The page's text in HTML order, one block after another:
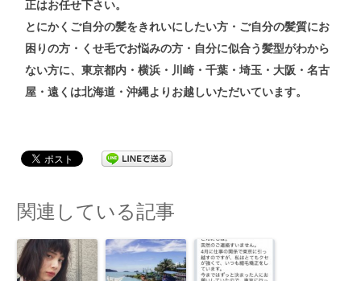
正はお任せ下さい。
とにかくご自分の髪をきれいにしたい方・ご自分の髪質にお
困りの方・くせ毛でお悩みの方・自分に似合う髪型がわから
ない方に、東京都内・横浜・川崎・千葉・埼玉・大阪・名古
屋・遠くは北海道・沖縄よりお越しいただいています。
関連している記事